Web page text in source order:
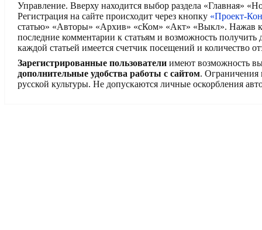
Управление. Вверху находится выбор раздела «Главная»
Регистрация на сайте происходит через кнопку «Проект-
статью» «Авторы» «Архив» «сКом» «Акт» «Выкл». Нажав
последние комментарии к статьям и возможность
каждой статьей имеется счетчик посещений и количество
Зарегистрированные пользователи имеют возможность
дополнительные удобства работы с сайтом.
русской культуры. Не допускаются личные оскорбления